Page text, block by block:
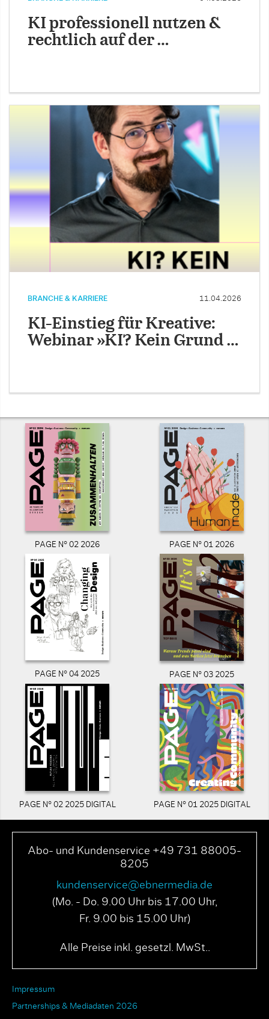
KI professionell nutzen &
rechtlich auf der …
BRANCHE & KARRIERE 11.04.2026
KI-Einstieg für Kreative:
Webinar »KI? Kein Grund …
PAGE N° 02 2026 PAGE N° 01 2026
PAGE N° 04 2025 PAGE N° 03 2025
PAGE N° 02 2025 DIGITAL PAGE N° 01 2025 DIGITAL
Abo- und Kundenservice +49 731 88005-
8205
kundenservice@ebnermedia.de
(Mo. - Do. 9.00 Uhr bis 17.00 Uhr,
Fr. 9.00 bis 15.00 Uhr)
Alle Preise inkl. gesetzl. MwSt..
Impressum
Partnerships & Mediadaten 2026